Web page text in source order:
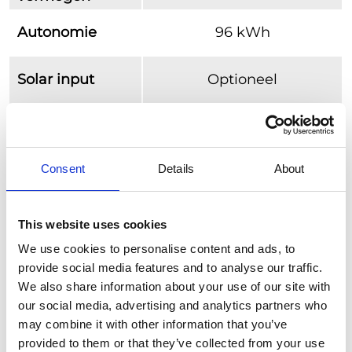
Consent Details About
This website uses cookies
We use cookies to personalise content and ads, to
provide social media features and to analyse our traffic.
We also share information about your use of our site with
our social media, advertising and analytics partners who
may combine it with other information that you’ve
provided to them or that they’ve collected from your use
Autonomie 96 kWh
Solar input Optioneel
Li-Ion LFP
20x 39,7 kg batterijen =
794 kg
Afmetingen
(lxbxh)
224 x 116 x 212 cm
Gewicht 2.250 kg